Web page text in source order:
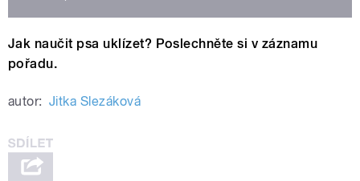
Jak naučit psa uklízet? Poslechněte si v záznamu
pořadu.
autor: Jitka Slezáková